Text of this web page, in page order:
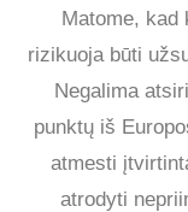
Matome, kad
rizikuoja būti
Negalima
punktų iš
atmesti
atrodyti